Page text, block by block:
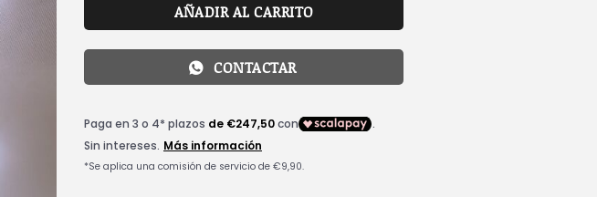
AÑADIR AL CARRITO
CONTACTAR